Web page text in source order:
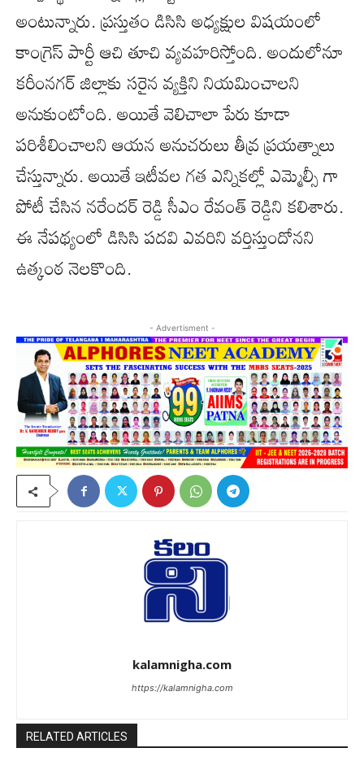
అంటున్నారు. ప్రస్తుతం డిసిసి అధ్యక్షుల విషయంలో
కాంగ్రెస్ పార్టీ ఆచి తూచి వ్యవహరిస్తోంది. అందులోనూ
కరీంనగర్ జిల్లాకు సరైన వ్యక్తిని నియమించాలని
అనుకుంటోంది. అయితే వెలిచాలా పేరు కూడా
పరిశీలించాలని ఆయన అనుచరులు తీవ్ర ప్రయత్నాలు
చేస్తున్నారు. అయితే ఇటీవల గత ఎన్నికల్లో ఎమ్మెల్సీ గా
పోటీ చేసిన నరేందర్ రెడ్డి సీఎం రేవంత్ రెడ్డిని కలిశారు.
ఈ నేపథ్యంలో డిసిసి పదవి ఎవరిని వర్తిస్తుందోనని
ఉత్కంఠ నెలకొంది.
- Advertisment -
kalamnigha.com
https://kalamnigha.com
RELATED ARTICLES